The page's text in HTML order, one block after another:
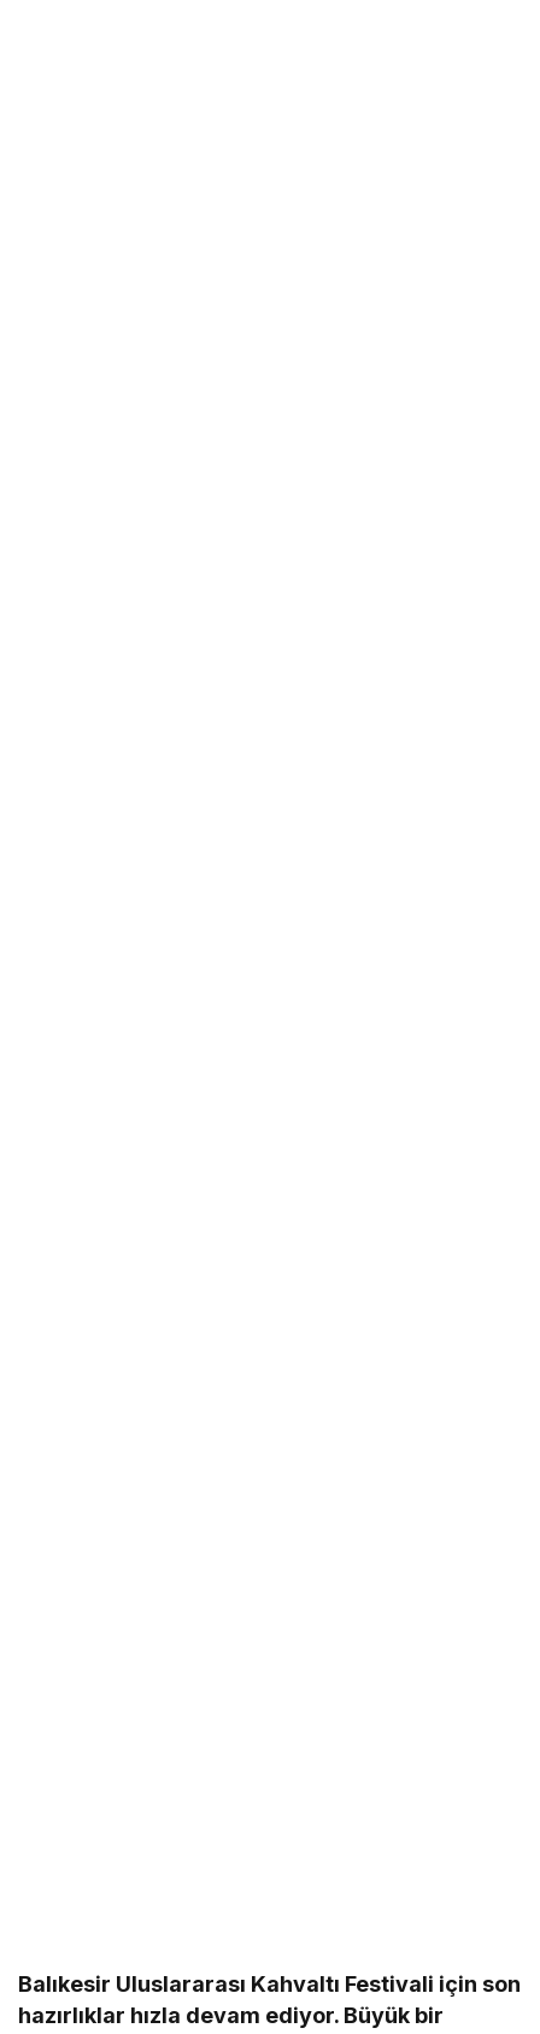
Balıkesir Uluslararası Kahvaltı Festivali için son
hazırlıklar hızla devam ediyor. Büyük bir